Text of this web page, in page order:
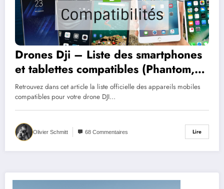
Drones Dji – Liste des smartphones
et tablettes compatibles (Phantom,
Mavic, Inspire)
Retrouvez dans cet article la liste officielle des appareils mobiles
compatibles pour votre drone DJI…
Olivier Schmitt 68 Commentaires Lire